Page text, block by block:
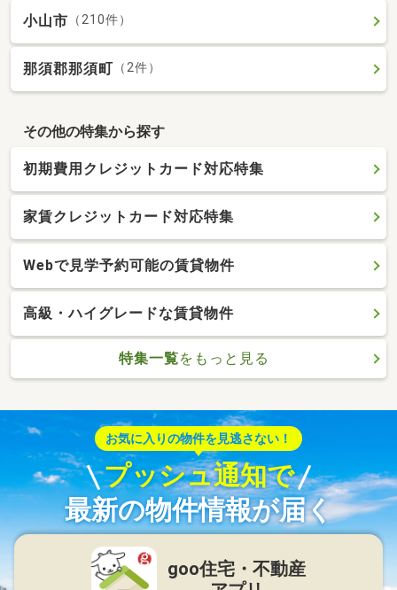
小山市 （210件）
那須郡那須町 （2件）
その他の特集から探す
初期費用クレジットカード対応特集
家賃クレジットカード対応特集
Webで見学予約可能の賃貸物件
高級・ハイグレードな賃貸物件
特集一覧をもっと見る
お気に入りの物件を見逃さない！
プッシュ通知で
最新の物件情報が届く
goo住宅・不動産